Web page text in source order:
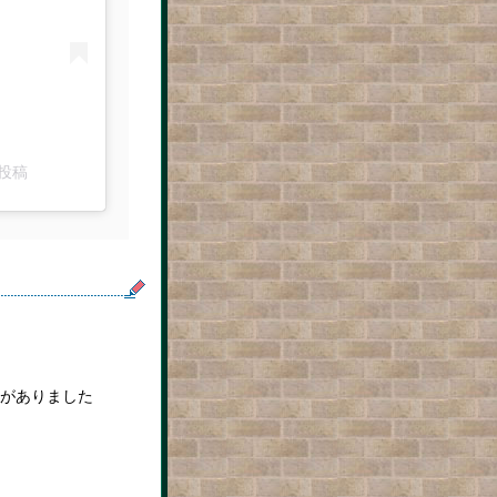
稿
ありました